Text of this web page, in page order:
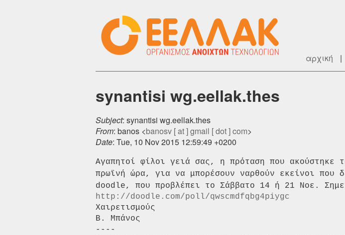
αρχική |
synantisi wg.eellak.thes
Subject: synantisi wg.eellak.thes
From: banos <banosv [ at ] gmail [ dot ] com>
Date: Tue, 10 Nov 2015 12:59:49 +0200
Αγαπητοί φίλοι γειά σας, η πρόταση που ακούστηκε
πρωϊνή ώρα, για να μπορέσουν ναρθούν εκείνοι που
doodle, που προβλέπει το Σάββατο 14 ή 21 Νοε.
http://doodle.com/poll/qwscmdfqbg4piygc
Χαιρετισμούς
Β. Μπάνος
----